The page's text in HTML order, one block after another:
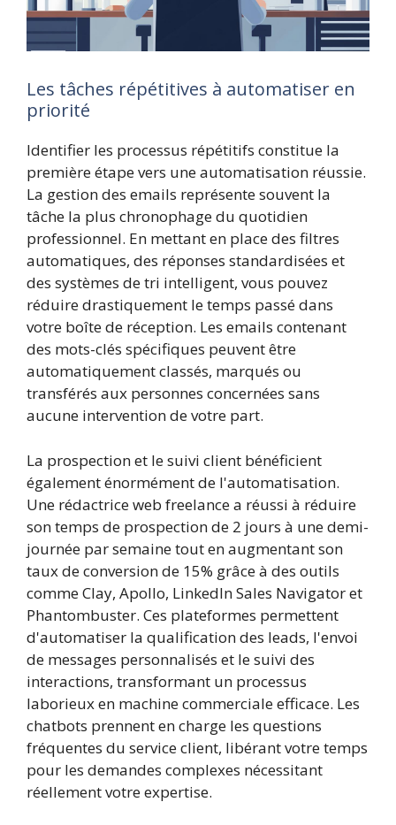
Les tâches répétitives à automatiser en
priorité
Identifier les processus répétitifs constitue la
première étape vers une automatisation réussie.
La gestion des emails représente souvent la
tâche la plus chronophage du quotidien
professionnel. En mettant en place des filtres
automatiques, des réponses standardisées et
des systèmes de tri intelligent, vous pouvez
réduire drastiquement le temps passé dans
votre boîte de réception. Les emails contenant
des mots-clés spécifiques peuvent être
automatiquement classés, marqués ou
transférés aux personnes concernées sans
aucune intervention de votre part.
La prospection et le suivi client bénéficient
également énormément de l'automatisation.
Une rédactrice web freelance a réussi à réduire
son temps de prospection de 2 jours à une demi-
journée par semaine tout en augmentant son
taux de conversion de 15% grâce à des outils
comme Clay, Apollo, LinkedIn Sales Navigator et
Phantombuster. Ces plateformes permettent
d'automatiser la qualification des leads, l'envoi
de messages personnalisés et le suivi des
interactions, transformant un processus
laborieux en machine commerciale efficace. Les
chatbots prennent en charge les questions
fréquentes du service client, libérant votre temps
pour les demandes complexes nécessitant
réellement votre expertise.